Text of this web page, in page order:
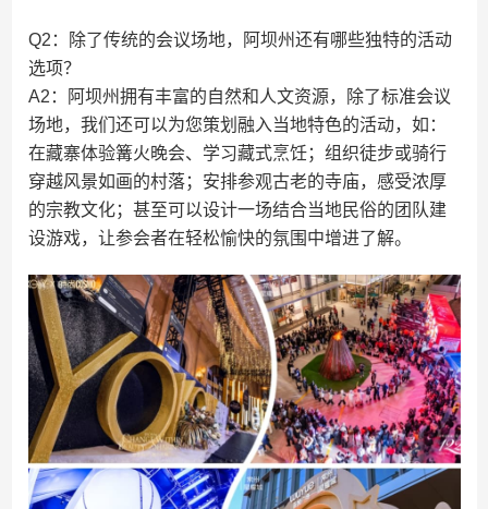
Q2：除了传统的会议场地，阿坝州还有哪些独特的活动
选项？
A2：阿坝州拥有丰富的自然和人文资源，除了标准会议
场地，我们还可以为您策划融入当地特色的活动，如：
在藏寨体验篝火晚会、学习藏式烹饪；组织徒步或骑行
穿越风景如画的村落；安排参观古老的寺庙，感受浓厚
的宗教文化；甚至可以设计一场结合当地民俗的团队建
设游戏，让参会者在轻松愉快的氛围中增进了解。